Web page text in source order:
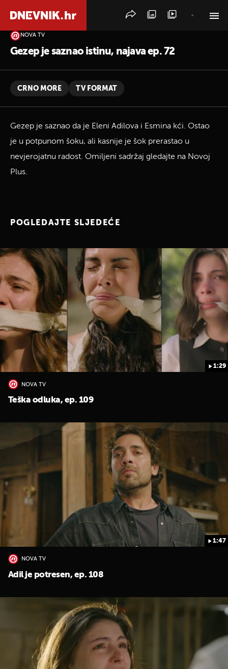
NOVA TV
Gezep je saznao istinu, najava ep. 72
CRNO MORE TV FORMAT
Gezep je saznao da je Eleni Adilova i Esmina kći. Ostao
je u potpunom šoku, ali kasnije je šok prerastao u
nevjerojatnu radost. Omiljeni sadržaj gledajte na Novoj
Plus.
POGLEDAJTE SLJEDEĆE
1:29
NOVA TV
Teška odluka, ep. 109
1:47
NOVA TV
Adil je potresen, ep. 108
PRETRAŽITE VIJESTI